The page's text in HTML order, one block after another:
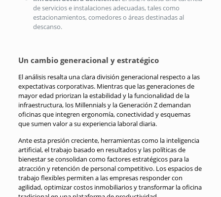
de servicios e instalaciones adecuadas, tales como
estacionamientos, comedores o áreas destinadas al
descanso.
Un cambio generacional y estratégico
El análisis resalta una clara división generacional respecto a las
expectativas corporativas. Mientras que las generaciones de
mayor edad priorizan la estabilidad y la funcionalidad de la
infraestructura, los Millennials y la Generación Z demandan
oficinas que integren ergonomía, conectividad y esquemas
que sumen valor a su experiencia laboral diaria.
Ante esta presión creciente, herramientas como la inteligencia
artificial, el trabajo basado en resultados y las políticas de
bienestar se consolidan como factores estratégicos para la
atracción y retención de personal competitivo. Los espacios de
trabajo flexibles permiten a las empresas responder con
agilidad, optimizar costos inmobiliarios y transformar la oficina